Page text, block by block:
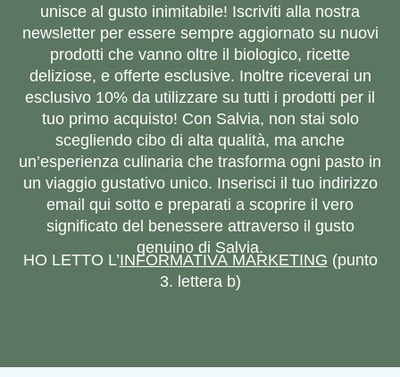
unisce al gusto inimitabile! Iscriviti alla nostra
newsletter per essere sempre aggiornato su nuovi
prodotti che vanno oltre il biologico, ricette
deliziose, e offerte esclusive. Inoltre riceverai un
esclusivo 10% da utilizzare su tutti i prodotti per il
tuo primo acquisto! Con Salvia, non stai solo
scegliendo cibo di alta qualità, ma anche
un’esperienza culinaria che trasforma ogni pasto in
un viaggio gustativo unico. Inserisci il tuo indirizzo
email qui sotto e preparati a scoprire il vero
significato del benessere attraverso il gusto
genuino di Salvia.
HO LETTO L’INFORMATIVA MARKETING (punto
3. lettera b)